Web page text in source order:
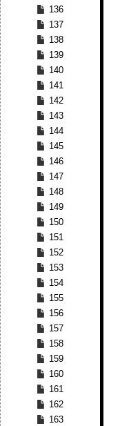
136
137
138
139
140
141
142
143
144
145
146
147
148
149
150
151
152
153
154
155
156
157
158
159
160
161
162
163